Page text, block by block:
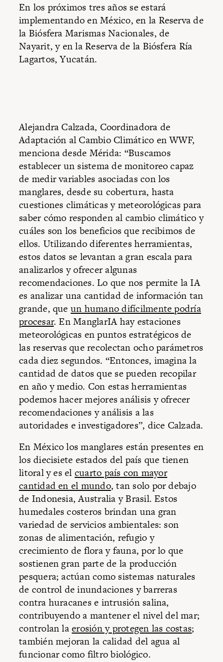
En los próximos tres años se estará
implementando en México, en la Reserva de
la Biósfera Marismas Nacionales, de
Nayarit, y en la Reserva de la Biósfera Ría
Lagartos, Yucatán.
Alejandra Calzada, Coordinadora de
Adaptación al Cambio Climático en WWF,
menciona desde Mérida: “Buscamos
establecer un sistema de monitoreo capaz
de medir variables asociadas con los
manglares, desde su cobertura, hasta
cuestiones climáticas y meteorológicas para
saber cómo responden al cambio climático y
cuáles son los beneficios que recibimos de
ellos. Utilizando diferentes herramientas,
estos datos se levantan a gran escala para
analizarlos y ofrecer algunas
recomendaciones. Lo que nos permite la IA
es analizar una cantidad de información tan
grande, que un humano difícilmente podría
procesar. En ManglarIA hay estaciones
meteorológicas en puntos estratégicos de
las reservas que recolectan ocho parámetros
cada diez segundos. “Entonces, imagina la
cantidad de datos que se pueden recopilar
en año y medio. Con estas herramientas
podemos hacer mejores análisis y ofrecer
recomendaciones y análisis a las
autoridades e investigadores”, dice Calzada.
En México los manglares están presentes en
los diecisiete estados del país que tienen
litoral y es el cuarto país con mayor
cantidad en el mundo, tan solo por debajo
de Indonesia, Australia y Brasil. Estos
humedales costeros brindan una gran
variedad de servicios ambientales: son
zonas de alimentación, refugio y
crecimiento de flora y fauna, por lo que
sostienen gran parte de la producción
pesquera; actúan como sistemas naturales
de control de inundaciones y barreras
contra huracanes e intrusión salina,
contribuyendo a mantener el nivel del mar;
controlan laerosión y protegen las costas;
también mejoran la calidad del agua al
funcionar como filtro biológico.